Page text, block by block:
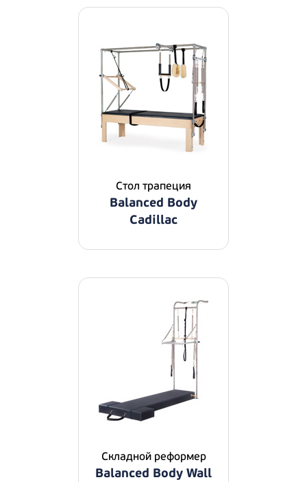
Стол трапеция
Balanced Body
Cadillac
Складной реформер
Balanced Body Wall